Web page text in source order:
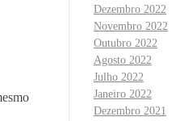
Dezembro 2022
Novembro 2022
Outubro 2022
Agosto 2022
Julho 2022
Janeiro 2022
Dezembro 2021